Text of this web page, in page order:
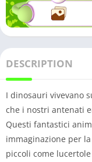
DESCRIPTION
I dinosauri vivevano
che i nostri antenati
Questi fantastici
immaginazione per
piccoli come